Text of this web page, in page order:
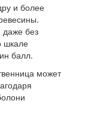
и более
даже без
шкале
балл.
может